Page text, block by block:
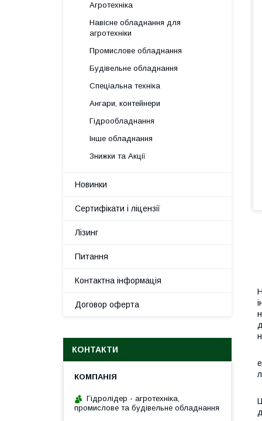
Агротехніка
Навісне обладнання для
агротехніки
Промислове обладнання
Будівельне обладнання
Спеціальна техніка
Ангари, контейнери
Гідрообладнання
Інше обладнання
Знижки та Акції
Новинки
Сертифікати і ліцензії
Лізинг
Питання
Контактна інформація
Договор оферта
КОНТАКТИ
Гідролідер - агротехніка,
промислове та будівельне обладнання